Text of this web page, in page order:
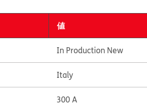
値
In Production New
Italy
300 A